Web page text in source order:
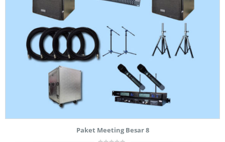
Paket Meeting Besar 8